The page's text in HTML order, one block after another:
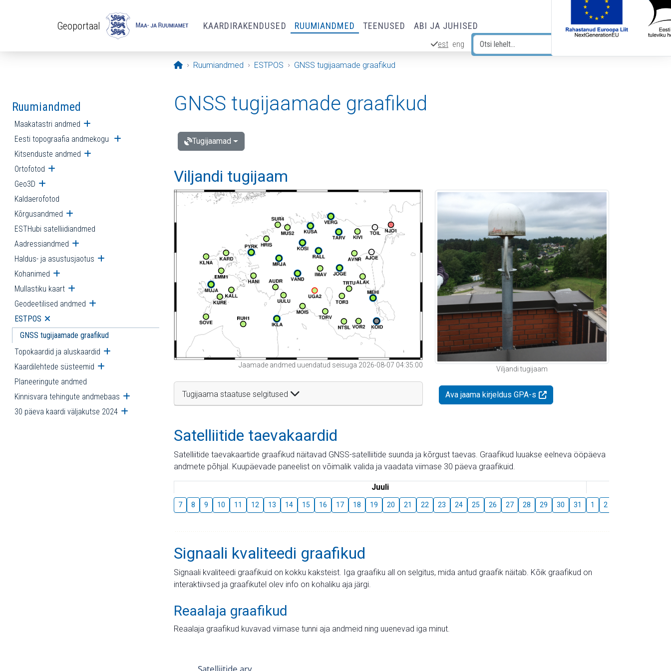
Geoportaal KAARDIRAKENDUSED RUUMIANDMED TEENUSED ABI JA JUHISED
est eng
Avaleht
Ruumiandmed ESTPOS GNSS tugijaamade graafikud
Ruumiandmed
Maakatastri andmed Ava alammenüü
Eesti topograafia andmekogu Ava alammenüü
Kitsenduste andmed Ava alammenüü
Ortofotod Ava alammenüü
Geo3D Ava alammenüü
Kaldaerofotod
Kõrgusandmed Ava alammenüü
ESTHubi satelliidiandmed
Aadressiandmed Ava alammenüü
Haldus- ja asustusjaotus Ava alammenüü
Kohanimed Ava alammenüü
Mullastiku kaart Ava alammenüü
Geodeetilised andmed Ava alammenüü
ESTPOS Ava alammenüü
GNSS tugijaamade graafikud
Topokaardid ja aluskaardid Ava alammenüü
Kaardilehtede süsteemid Ava alammenüü
Planeeringute andmed
Kinnisvara tehingute andmebaas Ava alammenüü
30 päeva kaardi väljakutse 2024 Ava alammenüü
GNSS tugijaamade graafikud
Tugijaamad
Viljandi tugijaam
Jaamade andmed uuendatud seisuga 2026-08-07 04:35:00
Tugijaama staatuse selgitused
Viljandi tugijaam
Ava jaama kirjeldus GPA-s
Satelliitide taevakaardid
Satelliitide taevakaartide graafikud näitavad GNSS-satelliitide suunda ja kõrgust taevas. Graafikud luuakse eelneva ööpäeva
andmete põhjal. Kuupäevade paneelist on võimalik valida ja vaadata viimase 30 päeva graafikuid.
Juuli
7 8 9 10 11 12 13 14 15 16 17 18 19 20 21 22 23 24 25 26 27 28 29 30 31 1 2
Signaali kvaliteedi graafikud
Signaali kvaliteedi graafikuid on kokku kaksteist. Iga graafiku all on selgitus, mida antud graafik näitab. Kõik graafikud on
interaktiivsed ja graafikutel olev info on kohaliku aja järgi.
Reaalaja graafikud
Reaalaja graafikud kuvavad viimase tunni aja andmeid ning uuenevad iga minut.